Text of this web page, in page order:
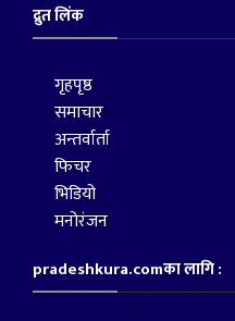
द्रुत लिंक
गृहपृष्ठ
समाचार
अन्तर्वार्ता
फिचर
भिडियो
मनोरंजन
pradeshkura.comका लागि :